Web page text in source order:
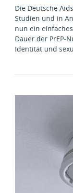
Die Deutsche
Studien und in
nun ein
Dauer der PrEP-
Identität und